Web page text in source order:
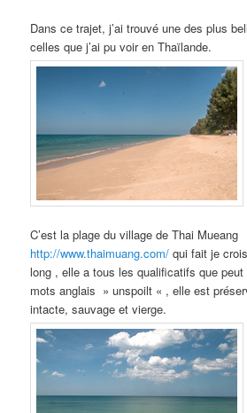
Dans ce trajet, j’ai trouvé une des plus
celles que j’ai pu voir en Thaïlande.
C’est la plage du village de Thai Mueang
http://www.thaimuang.com/ qui fait je
long , elle a tous les qualificatifs que
mots anglais » unspoilt « , elle est
intacte, sauvage et vierge.